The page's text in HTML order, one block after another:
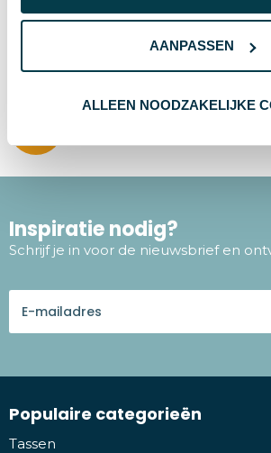
AANPASSEN
ALLEEN NOODZAKELIJKE
+31 (0)85 760 78 80
info@promothing.nl
Inspiratie nodig?
Schrijf je in voor de nieuwsbrief en
Populaire categorieën
Tassen